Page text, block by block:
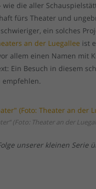
wie die aller
fürs Theater und
ein solches
an der Luegallee ist
allem einen Namen mit
Ein Besuch in diesem
(Foto: Theater an der
unserer kleinen Serie